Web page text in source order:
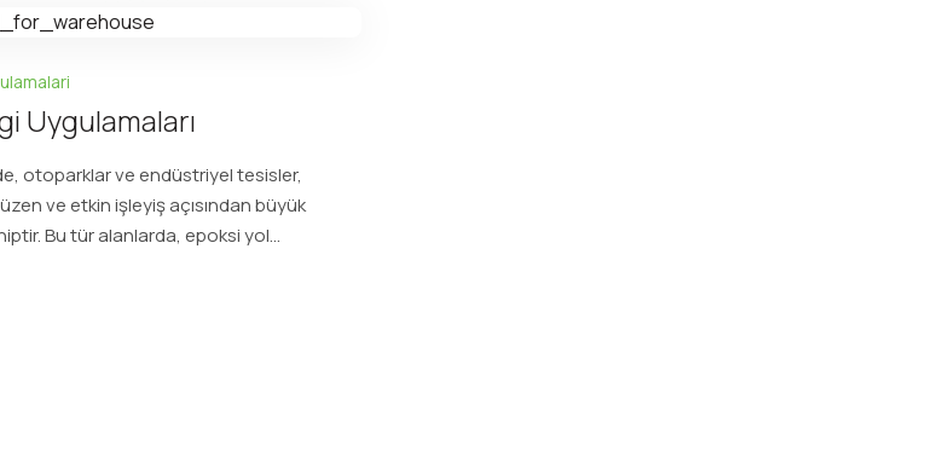
Uygulamaları
otoparklar ve endüstriyel tesisler,
ve etkin işleyiş açısından büyük
Bu tür alanlarda, epoksi yol...